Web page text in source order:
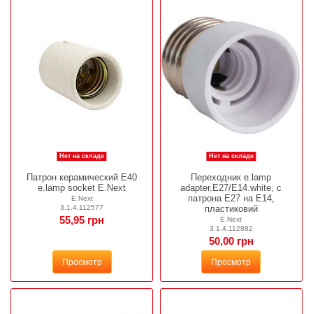
Нет на складе
Патрон керамический Е40
e.lamp socket E.Next
E.Next
3.1.4.112577
55,95 грн
Просмотр
Нет на складе
Переходник e.lamp
adapter.Е27/Е14.white, с
патрона Е27 на Е14,
пластиковий
E.Next
3.1.4.112882
50,00 грн
Просмотр